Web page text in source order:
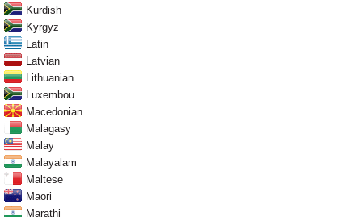
Kurdish
Kyrgyz
Latin
Latvian
Lithuanian
Luxembou..
Macedonian
Malagasy
Malay
Malayalam
Maltese
Maori
Marathi